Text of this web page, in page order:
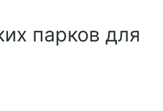
парков для